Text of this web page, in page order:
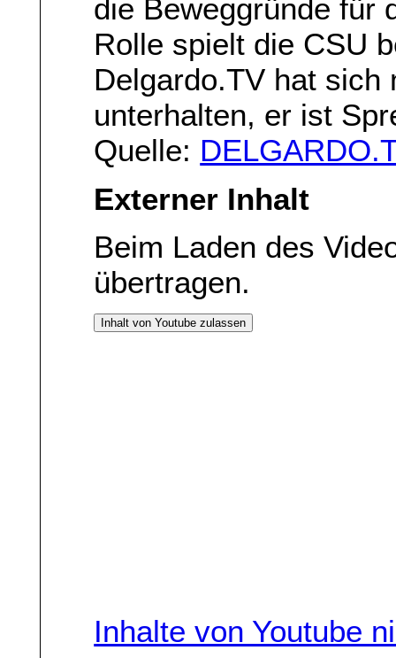
die Beweggründe für
Rolle spielt die CSU
Delgardo.TV hat sich
unterhalten, er ist
Quelle:
Externer Inhalt
Beim Laden des
übertragen.
Inhalt von Youtube zulassen
Inhalte von Youtube